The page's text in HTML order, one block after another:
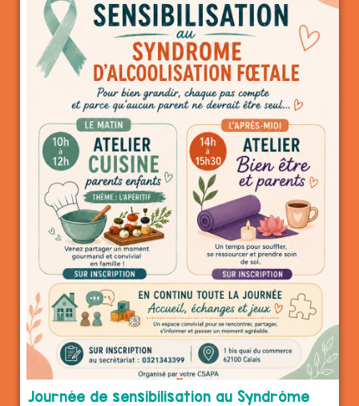
Journée de sensibilisation au Syndrôme